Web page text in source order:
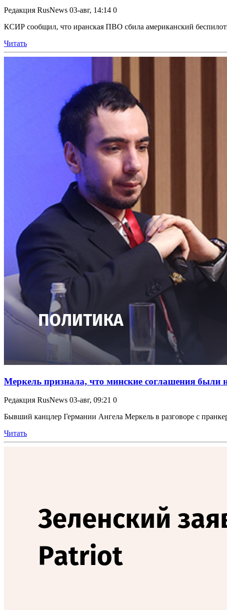
Редакция RusNews 03-авг, 14:14 0
КСИР сообщил, что иранская ПВО сбила американский
Читать
Меркель признала, что минские соглашения
Редакция RusNews 03-авг, 09:21 0
Бывший канцлер Германии Ангела Меркель в разговоре с
Читать